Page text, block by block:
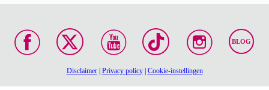
BLOG
Disclaimer| Privacy policy| Cookie-instellingen